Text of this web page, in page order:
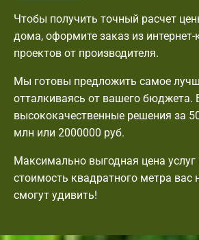
Чтобы получить точный расчет
дома, оформите заказ из интернет-
проектов от производителя.
Мы готовы предложить самое
отталкиваясь от вашего бюджета.
высококачественные решения за
млн или 2000000 руб.
Максимально выгодная цена услуг
стоимость квадратного метра вас
смогут удивить!